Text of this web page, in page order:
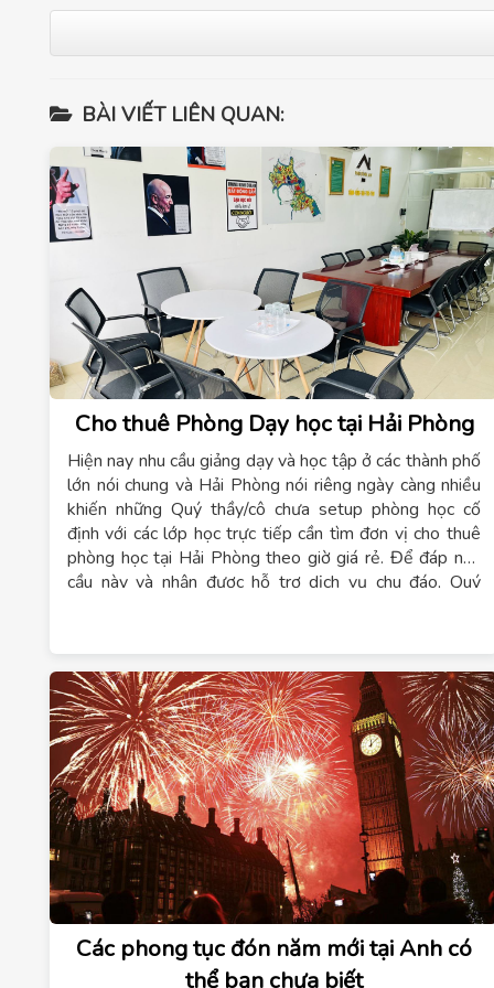
BÀI VIẾT LIÊN QUAN:
Cho thuê Phòng Dạy học tại Hải Phòng
Hiện nay nhu cầu giảng dạy và học tập ở các thành phố
lớn nói chung và Hải Phòng nói riêng ngày càng nhiều
khiến những Quý thầy/cô chưa setup phòng học cố
định với các lớp học trực tiếp cần tìm đơn vị cho thuê
phòng học tại Hải Phòng theo giờ giá rẻ. Để đáp nhu
cầu này và nhận được hỗ trợ dịch vụ chu đáo, Quý
giá tốt nhất và đạt chuẩn yêu cầu về thiết bị đào tạo
nghề.
Các phong tục đón năm mới tại Anh có
thể bạn chưa biết